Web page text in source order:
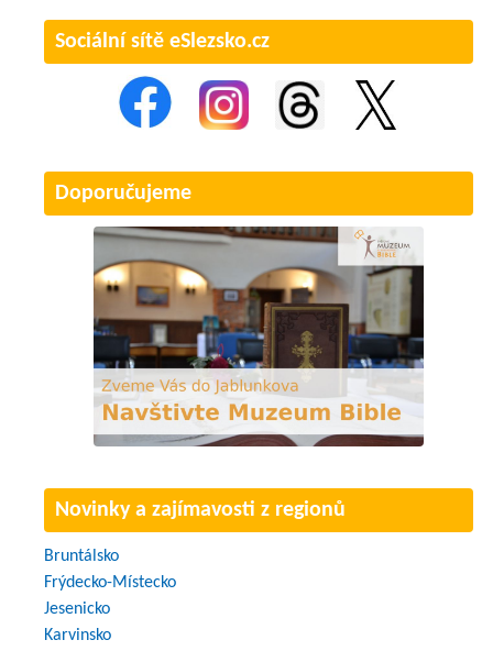
Sociální sítě eSlezsko.cz
Doporučujeme
Novinky a zajímavosti z regionů
Bruntálsko
Frýdecko-Místecko
Jesenicko
Karvinsko